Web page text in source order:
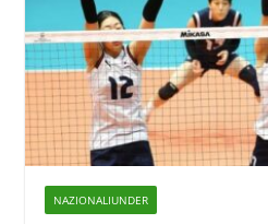
NAZIONALIUNDER